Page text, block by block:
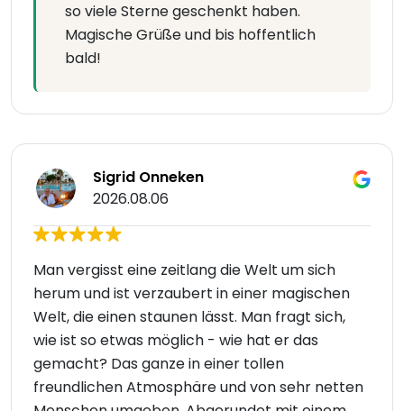
so viele Sterne geschenkt haben.
Magische Grüße und bis hoffentlich
bald!
Sigrid Onneken
2026.08.06
Man vergisst eine zeitlang die Welt um sich
herum und ist verzaubert in einer magischen
Welt, die einen staunen lässt. Man fragt sich,
wie ist so etwas möglich - wie hat er das
gemacht? Das ganze in einer tollen
freundlichen Atmosphäre und von sehr netten